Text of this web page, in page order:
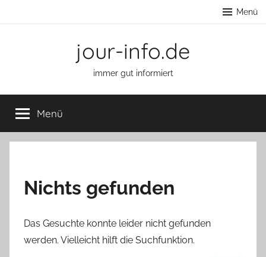
Menü
jour-info.de
immer gut informiert
Menü
Nichts gefunden
Das Gesuchte konnte leider nicht gefunden
werden. Vielleicht hilft die Suchfunktion.